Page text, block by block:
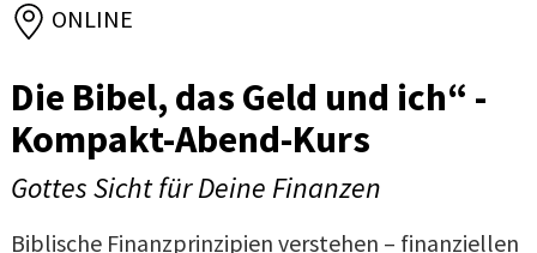
ONLINE
Die Bibel, das Geld und ich“ -
Kompakt-Abend-Kurs
Gottes Sicht für Deine Finanzen
Biblische Finanzprinzipien verstehen – finanziellen